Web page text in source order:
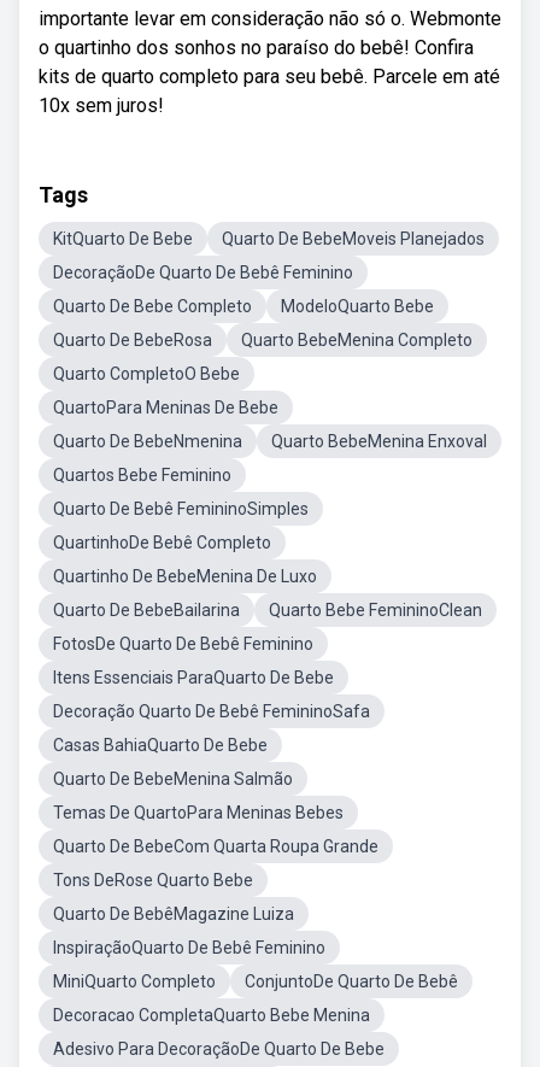
importante levar em consideração não só o. Webmonte
o quartinho dos sonhos no paraíso do bebê! Confira
kits de quarto completo para seu bebê. Parcele em até
10x sem juros!
Tags
KitQuarto De Bebe
Quarto De BebeMoveis Planejados
DecoraçãoDe Quarto De Bebê Feminino
Quarto De Bebe Completo
ModeloQuarto Bebe
Quarto De BebeRosa
Quarto BebeMenina Completo
Quarto CompletoO Bebe
QuartoPara Meninas De Bebe
Quarto De BebeNmenina
Quarto BebeMenina Enxoval
Quartos Bebe Feminino
Quarto De Bebê FemininoSimples
QuartinhoDe Bebê Completo
Quartinho De BebeMenina De Luxo
Quarto De BebeBailarina
Quarto Bebe FemininoClean
FotosDe Quarto De Bebê Feminino
Itens Essenciais ParaQuarto De Bebe
Decoração Quarto De Bebê FemininoSafa
Casas BahiaQuarto De Bebe
Quarto De BebeMenina Salmão
Temas De QuartoPara Meninas Bebes
Quarto De BebeCom Quarta Roupa Grande
Tons DeRose Quarto Bebe
Quarto De BebêMagazine Luiza
InspiraçãoQuarto De Bebê Feminino
MiniQuarto Completo
ConjuntoDe Quarto De Bebê
Decoracao CompletaQuarto Bebe Menina
Adesivo Para DecoraçãoDe Quarto De Bebe